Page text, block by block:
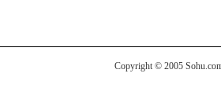
Copyright © 2005